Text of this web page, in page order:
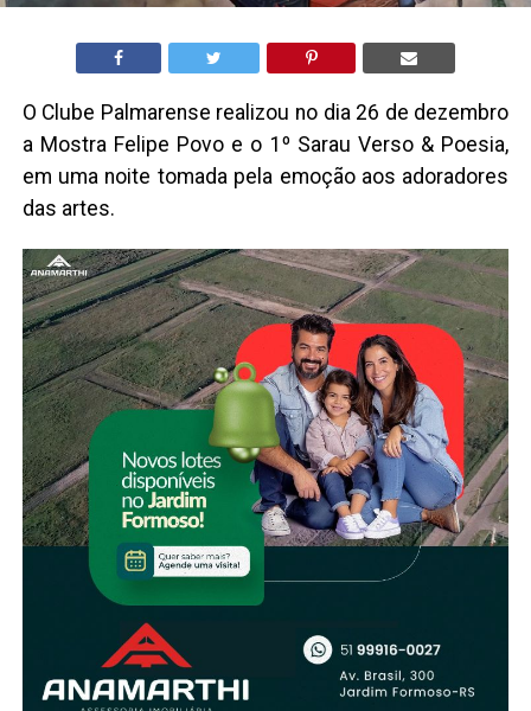
O Clube Palmarense realizou no dia 26 de dezembro
a Mostra Felipe Povo e o 1º Sarau Verso & Poesia,
em uma noite tomada pela emoção aos adoradores
das artes.